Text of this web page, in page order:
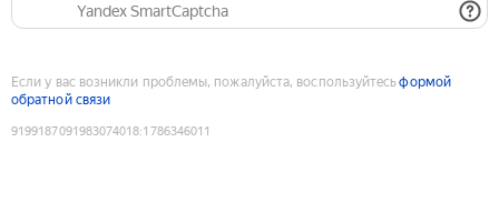
Yandex SmartCaptcha
Если у вас возникли проблемы, пожалуйста, воспользуйтесьформой
обратной связи
9199187091983074018:1786346011